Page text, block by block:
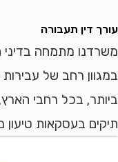
תעבורה
מתמחה בדיני
רחב של עבירות
בכל רחבי הארץ,
בעסקאות טיעון